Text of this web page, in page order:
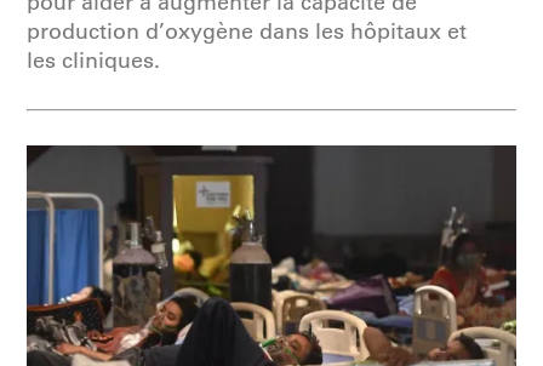
production d’oxygène dans les hôpitaux et
les cliniques.